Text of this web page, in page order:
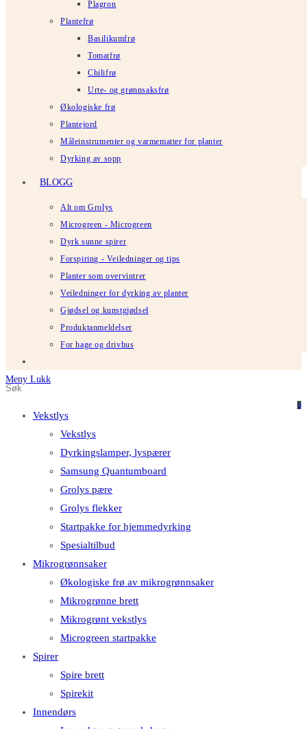
Plagron
Plantefrø
Basilikumfrø
Tomatfrø
Chilifrø
Urte- og grønnsaksfrø
Økologiske frø
Plantejord
Måleinstrumenter og varmematter for planter
Dyrking av sopp
BLOGG
Alt om Grolys
Microgreen - Microgreen
Dyrk sunne spirer
Forspiring - Veiledninger og tips
Planter som overvintrer
Veiledninger for dyrking av planter
Gjødsel og kunstgjødsel
Produktanmeldelser
For hage og drivhus
0
Meny Lukk
Søk
å
lukke
Vekstlys
Vekstlys
Dyrkingslamper, lyspærer
Samsung Quantumboard
Grolys pære
Grolys flekker
Startpakke for hjemmedyrking
Spesialtilbud
Mikrogrønnsaker
Økologiske frø av mikrogrønnsaker
Mikrogrønne brett
Mikrogrønt vekstlys
Microgreen startpakke
Spirer
Spire brett
Spirekit
Innendørs